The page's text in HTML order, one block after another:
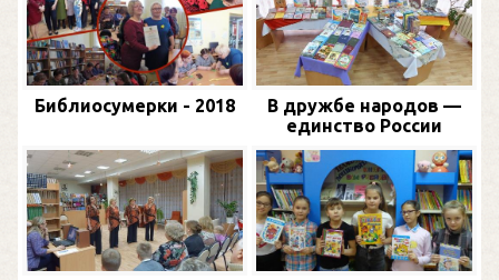
Библиосумерки - 2018
В дружбе народов —
единство России